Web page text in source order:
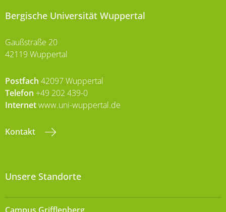
Bergische Universität Wuppertal
Gaußstraße 20
42119 Wuppertal
Postfach 42097 Wuppertal
Telefon +49 202 439-0
Internetwww.uni-wuppertal.de
Kontakt
Unsere Standorte
Campus Grifflenberg